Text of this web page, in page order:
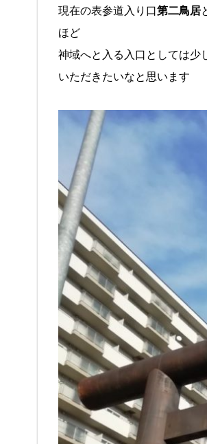
現在の表参道入り口第二鳥居
ほど
神域へと入る入口としては
いただきたいなと思います